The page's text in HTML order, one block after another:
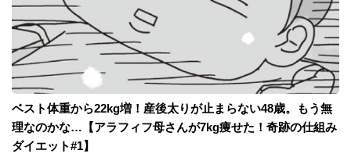
ベスト体重から22kg増！産後太りが止まらない48歳。もう無
理なのかな…【アラフィフ母さんが7kg痩せた！奇跡の仕組み
ダイエット#1】